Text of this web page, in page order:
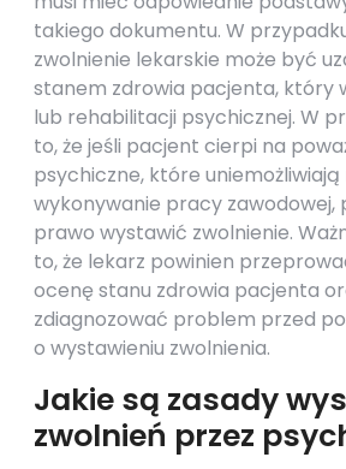
takiego dokumentu. W
zwolnienie lekarskie może być
stanem zdrowia pacjenta, który
lub rehabilitacji psychicznej. W
to, że jeśli pacjent cierpi na
psychiczne, które uniemożliwiają
wykonywanie pracy zawodowej,
prawo wystawić zwolnienie.
to, że lekarz powinien
ocenę stanu zdrowia pacjenta
zdiagnozować problem przed
o wystawieniu zwolnienia.
Jakie są zasady
zwolnień przez